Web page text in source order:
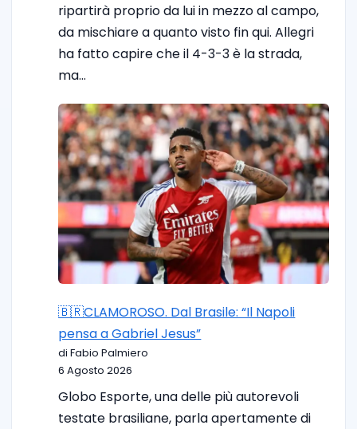
ripartirà proprio da lui in mezzo al campo,
da mischiare a quanto visto fin qui. Allegri
ha fatto capire che il 4-3-3 è la strada,
ma…
🇧🇷CLAMOROSO. Dal Brasile: “Il Napoli
pensa a Gabriel Jesus”
di Fabio Palmiero
6 Agosto 2026
Globo Esporte, una delle più autorevoli
testate brasiliane, parla apertamente di